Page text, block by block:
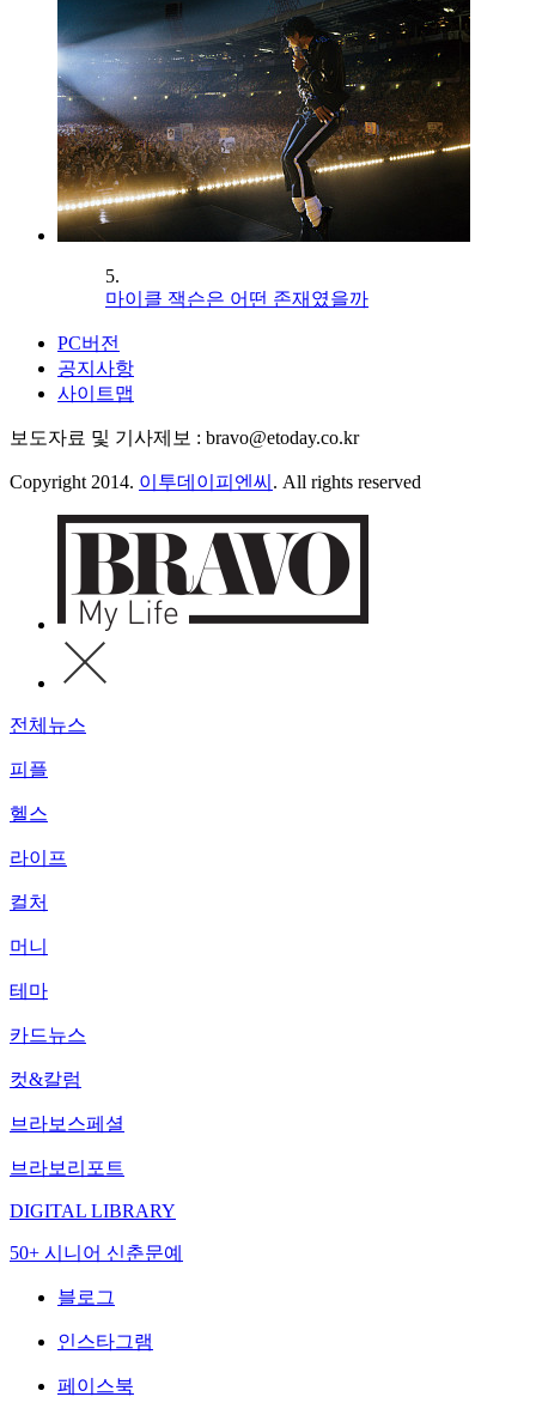
5.
마이클 잭슨은 어떤 존재였을까
PC버전
공지사항
사이트맵
보도자료 및 기사제보 : bravo@etoday.co.kr
Copyright 2014. 이투데이피엔씨 . All rights reserved
전체뉴스
피플
헬스
라이프
컬처
머니
테마
카드뉴스
컷&칼럼
브라보스페셜
브라보리포트
DIGITAL LIBRARY
50+ 시니어 신춘문예
블로그
인스타그램
페이스북